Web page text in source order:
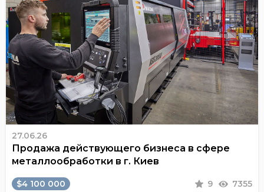
27.06.26
Продажа действующего бизнеса в сфере
металлообработки в г. Киев
$4 100 000 9 7355